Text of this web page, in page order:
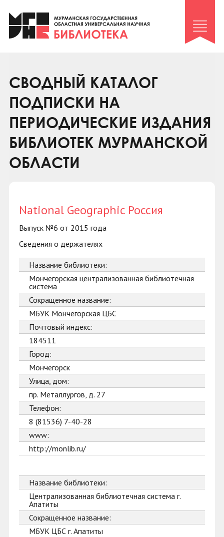
Клуб «Гиря и сельдерей»
Клуб «Семейный архив»
Коллегам
Контакты
СВОДНЫЙ КАТАЛОГ
ПОДПИСКИ НА
ПЕРИОДИЧЕСКИЕ ИЗДАНИЯ
БИБЛИОТЕК МУРМАНСКОЙ
ОБЛАСТИ
National Geographic Россия
Выпуск №6 от 2015 года
Сведения о держателях
Название библиотеки:
Мончегорская централизованная библиотечная
система
Сокращенное название:
МБУК Мончегорская ЦБС
Почтовый индекс:
184511
Город:
Мончегорск
Улица, дом:
пр. Металлургов, д. 27
Телефон:
8 (81536) 7-40-28
www:
http://monlib.ru/
Название библиотеки:
Централизованная библиотечная система г.
Апатиты
Сокращенное название:
МБУК ЦБС г. Апатиты